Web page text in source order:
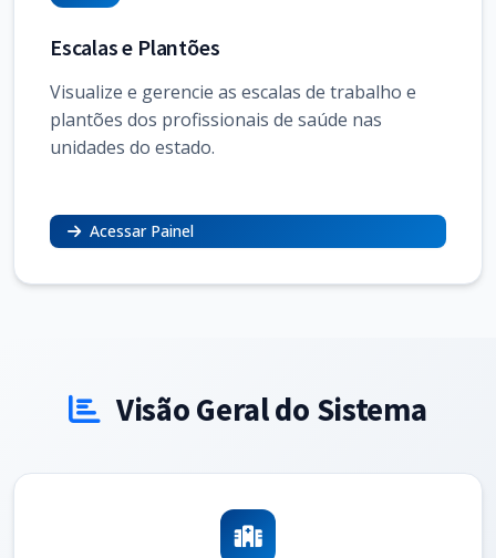
Escalas e Plantões
Visualize e gerencie as escalas de trabalho e
plantões dos profissionais de saúde nas
unidades do estado.
Acessar Painel
Visão Geral do Sistema